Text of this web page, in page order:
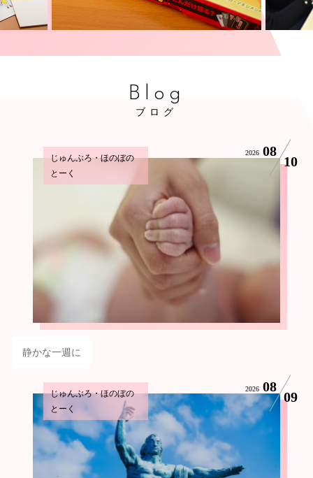
Blog
ブログ
じゅんぶろ・ほのぼの
とーく
2026 08
10
静かな一週に
じゅんぶろ・ほのぼの
とーく
2026 08
09